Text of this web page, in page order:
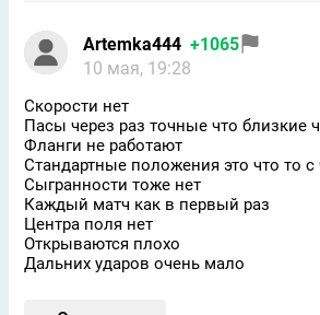
Artemka444 +1065
10 мая, 19:28
Скорости нет
Пасы через раз точные что близкие
Фланги не работают
Стандартные положения это что то с
Сыгранности тоже нет
Каждый матч как в первый раз
Центра поля нет
Открываются плохо
Дальних ударов очень мало